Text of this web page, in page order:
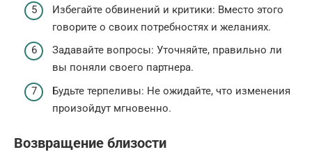
Избегайте обвинений и критики: Вместо этого
говорите о своих потребностях и желаниях.
Задавайте вопросы: Уточняйте, правильно ли
вы поняли своего партнера.
Будьте терпеливы: Не ожидайте, что изменения
произойдут мгновенно.
Возвращение близости